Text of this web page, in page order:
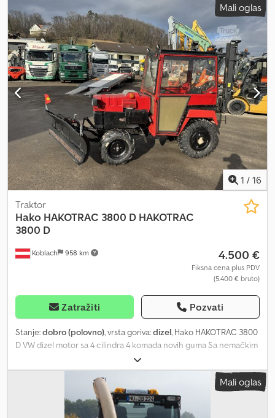
Mali oglas
1 / 16
Koblach 958 km
Traktor
Hako HAKOTRAC 3800 D HAKOTRAC
3800 D
4.500 €
Fiksna cena plus PDV
(5.400 € bruto)
Zatražiti Pozvati
Stanje:dobro (polovno), vrsta goriva:dizel, Hako HAKOTRAC 3800
D VW dizel motor sa 4 cilindra 4 komada novih guma Sa nemačkim
saobraćajnim dokumentima Dodpfx Aoyifr Tjamokr Radno vreme:
pon–pet 07:30-12:00, 13:00-18:00, subota 07:30-17:00
Tel/Whatsapp/Viber: +43 664 861 15 29 Alexandar Ilic
Mali oglas